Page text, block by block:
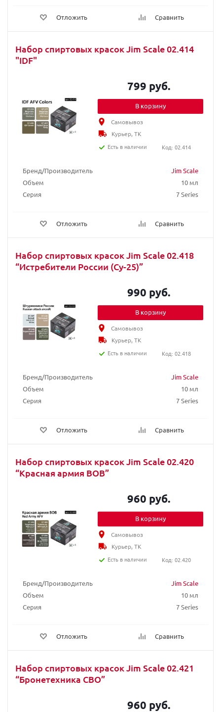
Отложить Сравнить
Набор спиртовых красок Jim Scale 02.414
"IDF"
Бренд/Производитель
Jim Scale
Объем
10 мл
Серия
7 Series
Отложить Сравнить
799 руб.
В корзину
Самовывоз
Курьер, ТК
Есть в наличии
Код: 02.414
Набор спиртовых красок Jim Scale 02.418
“Истребители России (Су-25)”
Бренд/Производитель
Jim Scale
Объем
10 мл
Серия
7 Series
Отложить Сравнить
990 руб.
В корзину
Самовывоз
Курьер, ТК
Есть в наличии
Код: 02.418
Набор спиртовых красок Jim Scale 02.420
“Красная армия ВОВ”
Бренд/Производитель
Jim Scale
Объем
10 мл
Серия
7 Series
Отложить Сравнить
960 руб.
В корзину
Самовывоз
Курьер, ТК
Есть в наличии
Код: 02.420
Набор спиртовых красок Jim Scale 02.421
“Бронетехника СВО”
960 руб.